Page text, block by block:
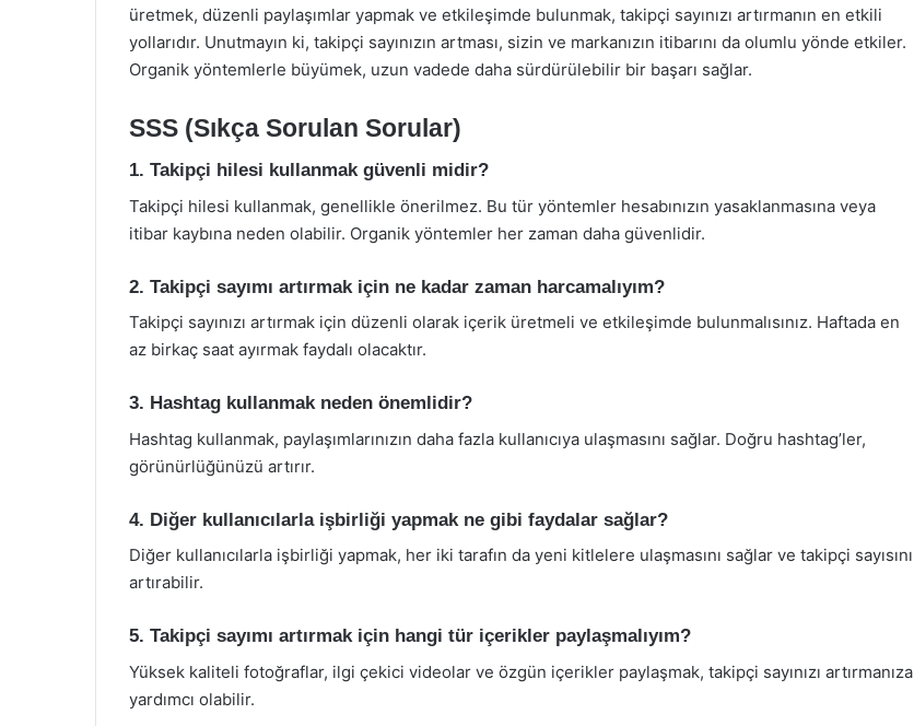
üretmek, düzenli paylaşımlar yapmak ve etkileşimde bulunmak, takipçi sayınızı artırmanın en etkili
yollarıdır. Unutmayın ki, takipçi sayınızın artması, sizin ve markanızın itibarını da olumlu yönde etkiler.
Organik yöntemlerle büyümek, uzun vadede daha sürdürülebilir bir başarı sağlar.
SSS (Sıkça Sorulan Sorular)
1. Takipçi hilesi kullanmak güvenli midir?
Takipçi hilesi kullanmak, genellikle önerilmez. Bu tür yöntemler hesabınızın yasaklanmasına veya
itibar kaybına neden olabilir. Organik yöntemler her zaman daha güvenlidir.
2. Takipçi sayımı artırmak için ne kadar zaman harcamalıyım?
Takipçi sayınızı artırmak için düzenli olarak içerik üretmeli ve etkileşimde bulunmalısınız. Haftada en
az birkaç saat ayırmak faydalı olacaktır.
3. Hashtag kullanmak neden önemlidir?
Hashtag kullanmak, paylaşımlarınızın daha fazla kullanıcıya ulaşmasını sağlar. Doğru hashtag’ler,
görünürlüğünüzü artırır.
4. Diğer kullanıcılarla işbirliği yapmak ne gibi faydalar sağlar?
Diğer kullanıcılarla işbirliği yapmak, her iki tarafın da yeni kitlelere ulaşmasını sağlar ve takipçi sayısını
artırabilir.
5. Takipçi sayımı artırmak için hangi tür içerikler paylaşmalıyım?
Yüksek kaliteli fotoğraflar, ilgi çekici videolar ve özgün içerikler paylaşmak, takipçi sayınızı artırmanıza
yardımcı olabilir.